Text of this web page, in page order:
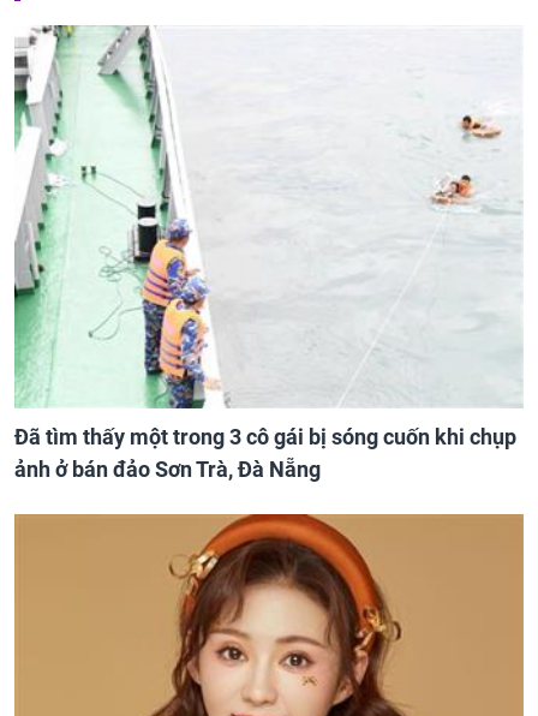
Đã tìm thấy một trong 3 cô gái bị sóng cuốn khi chụp
ảnh ở bán đảo Sơn Trà, Đà Nẵng